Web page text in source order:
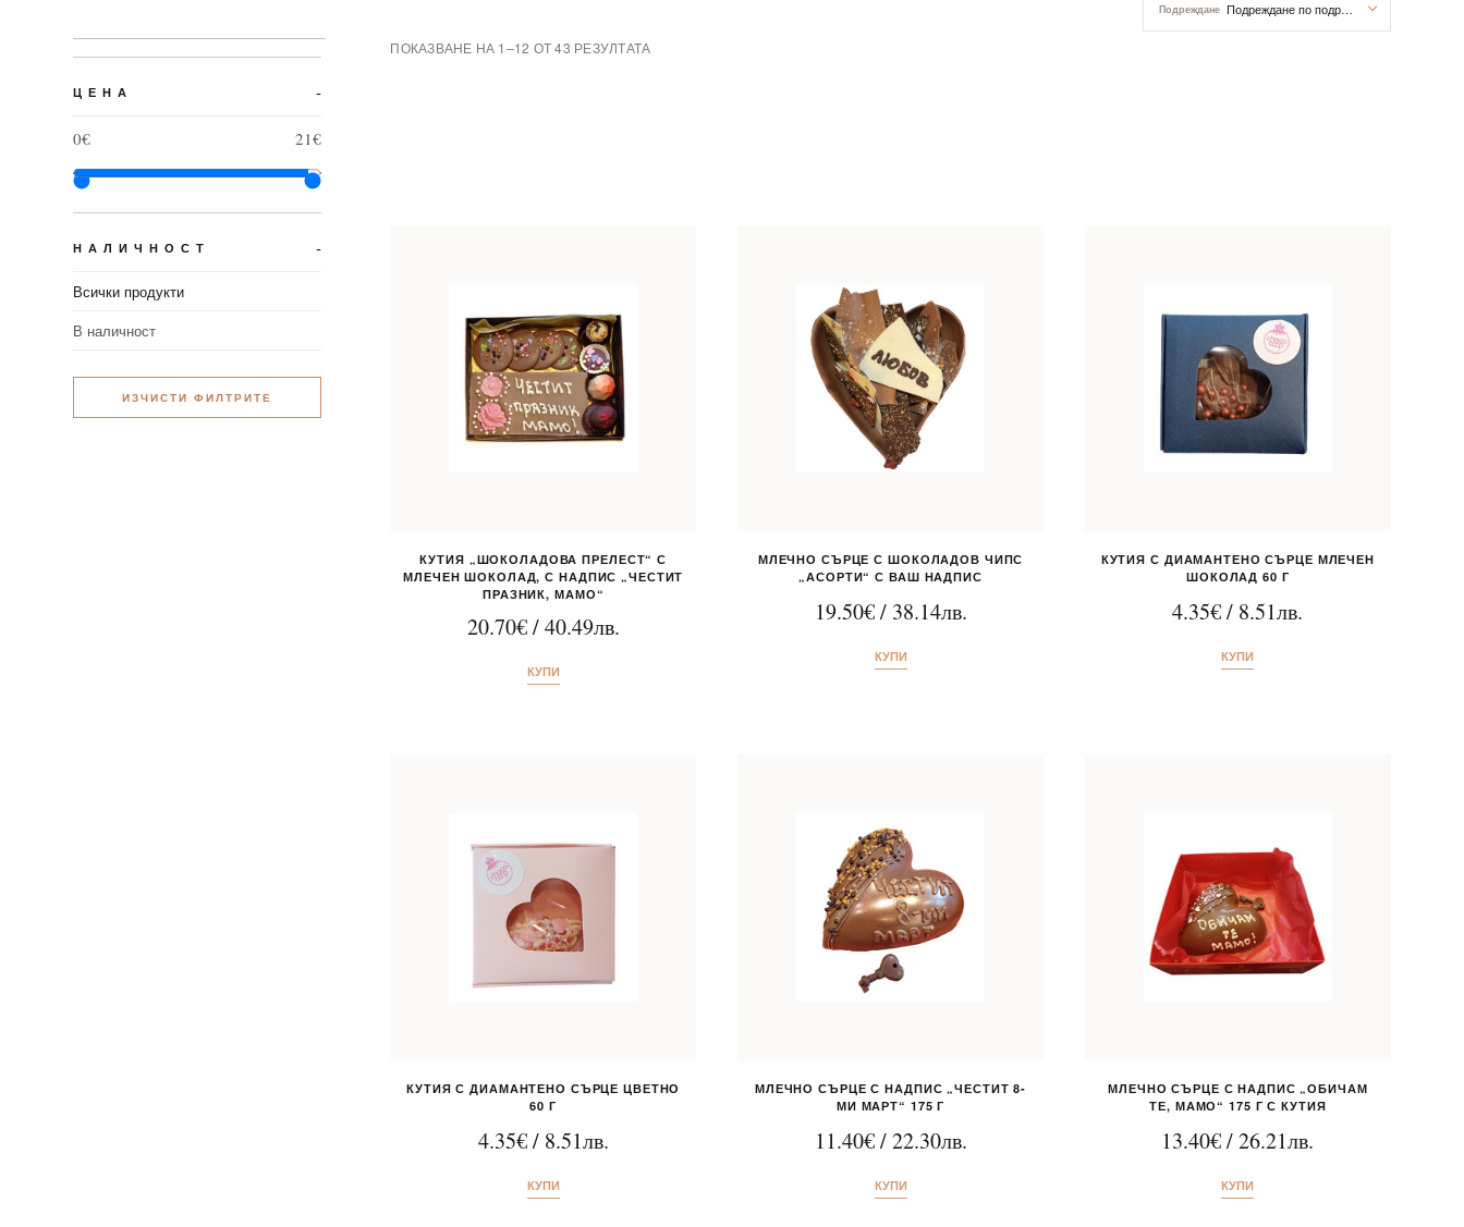
ЦЕНА
0€ 21€
НАЛИЧНОСТ
Всички продукти
В наличност
ИЗЧИСТИ ФИЛТРИТЕ
ПОКАЗВАНЕ НА 1–12 ОТ 43 РЕЗУЛТАТА
Подреждане Подреждане по подразбиране
КУТИЯ „ШОКОЛАДОВА ПРЕЛЕСТ“ С
МЛЕЧЕН ШОКОЛАД, С НАДПИС „ЧЕСТИТ
ПРАЗНИК, МАМО“
20.70€/40.49лв.
КУПИ
МЛЕЧНО СЪРЦЕ С ШОКОЛАДОВ ЧИПС
„АСОРТИ“ С ВАШ НАДПИС
19.50€/ 38.14лв.
КУПИ
КУТИЯ С ДИАМАНТЕНО СЪРЦЕ МЛЕЧЕН
ШОКОЛАД 60 Г
4.35€/ 8.51лв.
КУПИ
КУТИЯ С ДИАМАНТЕНО СЪРЦЕ ЦВЕТНО
60 Г
4.35€/ 8.51лв.
КУПИ
МЛЕЧНО СЪРЦЕ С НАДПИС „ЧЕСТИТ 8-
МИ МАРТ“ 175 Г
11.40€/22.30лв.
КУПИ
МЛЕЧНО СЪРЦЕ С НАДПИС „ОБИЧАМ
ТЕ, МАМО“ 175 Г С КУТИЯ
13.40€/26.21лв.
КУПИ